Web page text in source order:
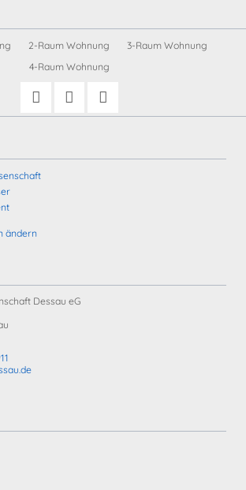
2-Raum Wohnung
3-Raum Wohnung
4-Raum Wohnung
ändern
Dessau eG